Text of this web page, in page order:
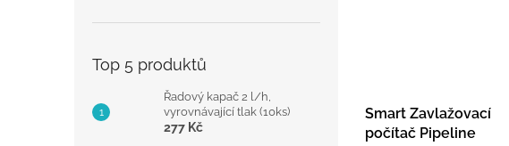
Top 5 produktů
Řadový kapač 2 l/h,
vyrovnávající tlak (10ks)
277 Kč
Smart Zavlažovací
počítač Pipeline